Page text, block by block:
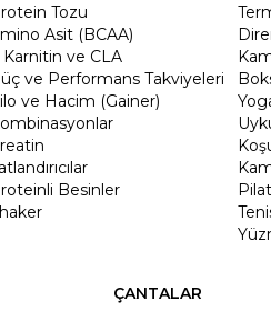
Tozu
Asit (BCAA)
Karnitin ve CLA
ve Performans Takviyeleri
ve Hacim (Gainer)
Besinler
ÇANTALAR